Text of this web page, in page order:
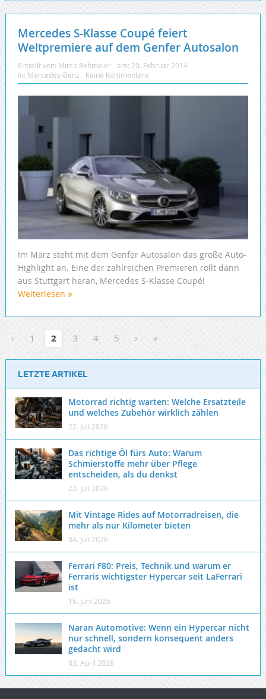
Mercedes S-Klasse Coupé feiert
Weltpremiere auf dem Genfer Autosalon
Erstellt von: Mirco Rehmeier am: 20. Februar 2014
In: Mercedes-Benz Keine Kommentare
Im März steht mit dem Genfer Autosalon das große Auto-
Highlight an. Eine der zahlreichen Premieren rollt dann
aus Stuttgart heran, Mercedes S-Klasse Coupé!
Weiterlesen
‹ 1 2 3 4 5 › »
LETZTE ARTIKEL
Motorrad richtig warten: Welche Ersatzteile
und welches Zubehör wirklich zählen
22. Juli 2026
Das richtige Öl fürs Auto: Warum
Schmierstoffe mehr über Pflege
entscheiden, als du denkst
22. Juli 2026
Mit Vintage Rides auf Motorradreisen, die
mehr als nur Kilometer bieten
04. Juli 2026
Ferrari F80: Preis, Technik und warum er
Ferraris wichtigster Hypercar seit LaFerrari
ist
16. Juni 2026
Naran Automotive: Wenn ein Hypercar nicht
nur schnell, sondern konsequent anders
gedacht wird
03. April 2026